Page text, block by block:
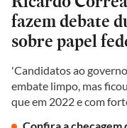
fazem debate
sobre papel
'Candidatos ao
embate limpo, mas
que em 2022 e com